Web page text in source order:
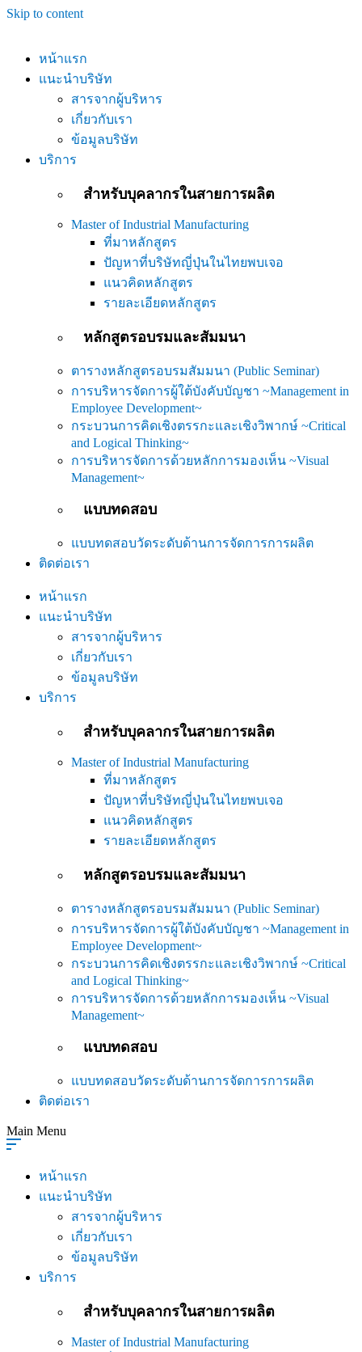
Skip to content
หน้าแรก
แนะนำบริษัท
สารจากผู้บริหาร
เกี่ยวกับเรา
ข้อมูลบริษัท
บริการ
สำหรับบุคลากรในสายการผลิต
Master of Industrial Manufacturing
ที่มาหลักสูตร
ปัญหาที่บริษัทญี่ปุ่นในไทยพบเจอ
แนวคิดหลักสูตร
รายละเอียดหลักสูตร
หลักสูตรอบรมและสัมมนา
ตารางหลักสูตรอบรมสัมมนา (Public Seminar)
การบริหารจัดการผู้ใต้บังคับบัญชา ~Management in
Employee Development~
กระบวนการคิดเชิงตรรกะและเชิงวิพากษ์ ~Critical
and Logical Thinking~
การบริหารจัดการด้วยหลักการมองเห็น ~Visual
Management~
แบบทดสอบ
แบบทดสอบวัดระดับด้านการจัดการการผลิต
ติดต่อเรา
หน้าแรก
แนะนำบริษัท
สารจากผู้บริหาร
เกี่ยวกับเรา
ข้อมูลบริษัท
บริการ
สำหรับบุคลากรในสายการผลิต
Master of Industrial Manufacturing
ที่มาหลักสูตร
ปัญหาที่บริษัทญี่ปุ่นในไทยพบเจอ
แนวคิดหลักสูตร
รายละเอียดหลักสูตร
หลักสูตรอบรมและสัมมนา
ตารางหลักสูตรอบรมสัมมนา (Public Seminar)
การบริหารจัดการผู้ใต้บังคับบัญชา ~Management in
Employee Development~
กระบวนการคิดเชิงตรรกะและเชิงวิพากษ์ ~Critical
and Logical Thinking~
การบริหารจัดการด้วยหลักการมองเห็น ~Visual
Management~
แบบทดสอบ
แบบทดสอบวัดระดับด้านการจัดการการผลิต
ติดต่อเรา
Main Menu
หน้าแรก
แนะนำบริษัท
สารจากผู้บริหาร
เกี่ยวกับเรา
ข้อมูลบริษัท
บริการ
สำหรับบุคลากรในสายการผลิต
Master of Industrial Manufacturing